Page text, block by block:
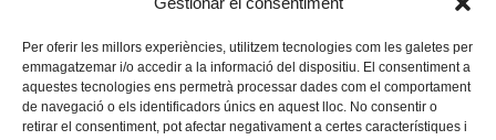
Per oferir les millors experiències, utilitzem tecnologies com les galetes per
emmagatzemar i/o accedir a la informació del dispositiu. El consentiment a
aquestes tecnologies ens permetrà processar dades com el comportament
de navegació o els identificadors únics en aquest lloc. No consentir o
retirar el consentiment, pot afectar negativament a certes característiques i